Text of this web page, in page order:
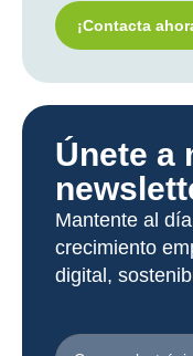
¡Contacta
Únete a
Mantente al
crecimiento
digital,